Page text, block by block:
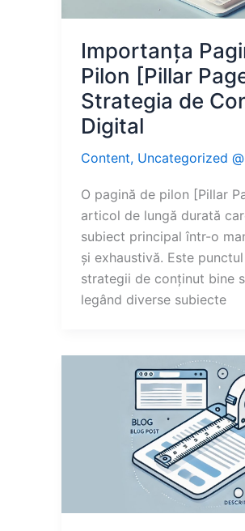
Importanța
Pilon [Pillar
Strategia de
Digital
Content, Uncategorized
O pagină de pilon [Pillar
articol de lungă durată
subiect principal într-o
și exhaustivă. Este
strategii de conținut bine
legând diverse subiecte